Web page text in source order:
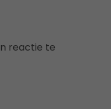
reactie te